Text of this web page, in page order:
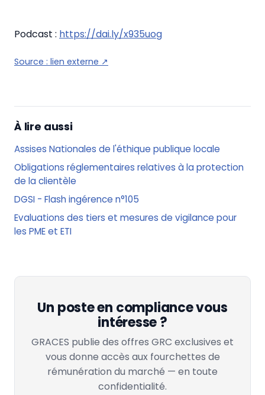
Podcast : https://dai.ly/x935uog
Source : lien externe ↗
À lire aussi
Assises Nationales de l'éthique publique locale
Obligations réglementaires relatives à la protection
de la clientèle
DGSI - Flash ingérence n°105
Evaluations des tiers et mesures de vigilance pour
les PME et ETI
Un poste en compliance vous
intéresse ?
GRACES publie des offres GRC exclusives et
vous donne accès aux fourchettes de
rémunération du marché — en toute
confidentialité.